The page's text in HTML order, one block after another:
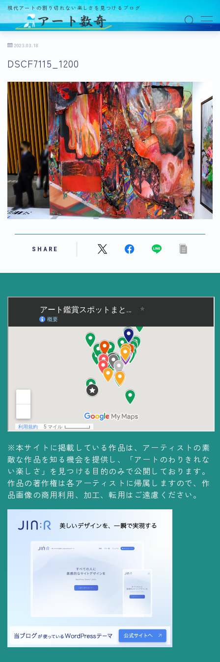
現代アートの割り切れない楽しさを見つけるブログ
アート数奇とは？
観る
ギャラリー
百貨店
美術館・博物館
オルタナティブスペース
アートフェア
イベント
オークション
用語解説
作家・作品紹介
買う
アイテム・サービス
コレクションの仕方
Yoshiteru Collection
飾る
飾り方
保管方法
2023.03.18
DSCF7115_1200
SHARE
※本サイトに掲載している作品は、アーティストの素
敵な作品を知る機会を提供し、「アートのわりきれな
い楽しさ」を見つける目的のみで公開しております。
作品の著作権は各アーティストに帰属しますので、作
品画像の商用利用、加工、転用はご遠慮ください。